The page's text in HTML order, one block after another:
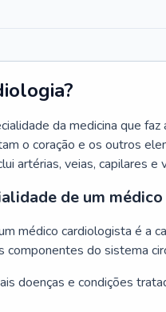
da medicina que
o coração e os outros
artérias, veias, capilares e
de um
médico cardiologista é a
componentes do sistema
doenças e condições